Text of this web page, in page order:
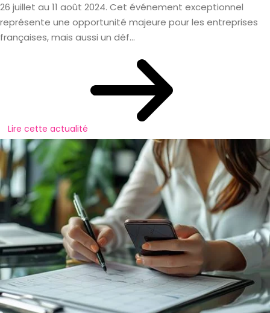
26 juillet au 11 août 2024. Cet événement exceptionnel
représente une opportunité majeure pour les entreprises
françaises, mais aussi un déf...
Lire cette actualité